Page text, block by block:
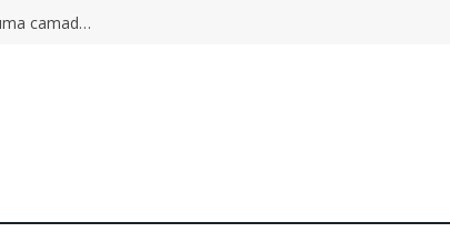
Autoscaling pode ampliar o incidente: por que escalar uma camada não aumenta a capacidade do sistema inteiro